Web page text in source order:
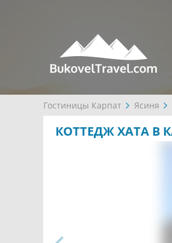
Гостиницы Карпат Ясиня
КОТТЕДЖ ХАТА В